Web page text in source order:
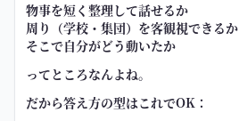
物事を短く整理して話せるか
周り（学校・集団）を客観視できるか
そこで自分がどう動いたか
ってところなんよね。
だから答え方の型はこれでOK：